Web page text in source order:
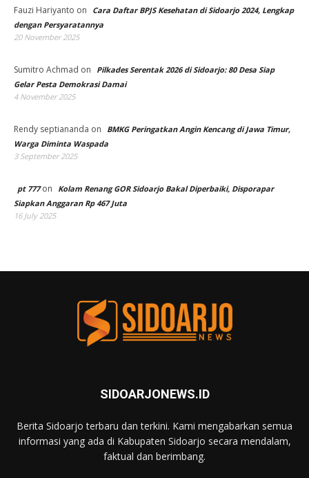
Fauzi Hariyanto on
Cara Daftar BPJS Kesehatan di Sidoarjo 2024, Lengkap
dengan Persyaratannya
20 November 2025
Sumitro Achmad on
Pilkades Serentak 2026 di Sidoarjo: 80 Desa Siap
Gelar Pesta Demokrasi Damai
4 November 2025
Rendy septiananda on
BMKG Peringatkan Angin Kencang di Jawa Timur,
Warga Diminta Waspada
3 September 2025
pt 777on
Kolam Renang GOR Sidoarjo Bakal Diperbaiki, Disporapar
Siapkan Anggaran Rp 467 Juta
16 July 2025
SIDOARJONEWS.ID
Berita Sidoarjo terbaru dan terkini. Kami mengabarkan semua
informasi yang ada di Kabupaten Sidoarjo secara mendalam,
faktual dan berimbang.